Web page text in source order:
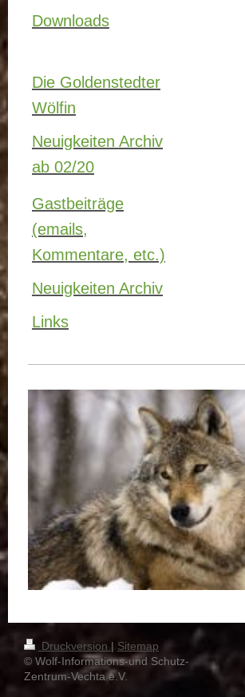
Downloads
Die Goldenstedter
Wölfin
Neuigkeiten Archiv
ab 02/20
Gastbeiträge
(emails,
Kommentare, etc.)
Neuigkeiten Archiv
Links
Druckversion | Sitemap
© Wolf-Informations-und Schutz-
Zentrum-Vechta e.V.